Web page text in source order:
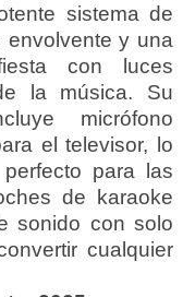
sistema de
envolvente y una
con luces
la música. Su
micrófono
el televisor, lo
para las
de karaoke
sonido con solo
cualquier